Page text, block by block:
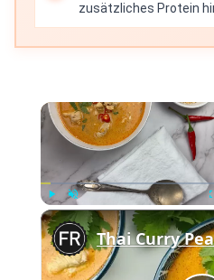
zusätzliches Protein
Play Unmute